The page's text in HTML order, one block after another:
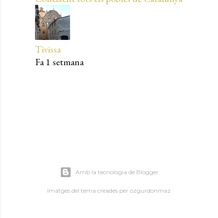
Tivissa
Fa 1 setmana
Amb la tecnologia de Blogger
Imatges del tema creades per ozgurdonmaz